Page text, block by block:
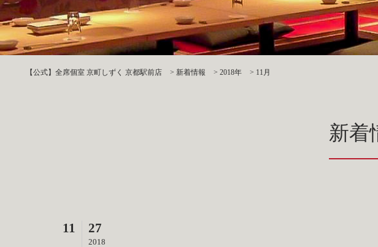
【公式】全席個室 京町しずく 京都駅前店 > 新着情報 > 2018年 > 11月
新着
11 27
2018